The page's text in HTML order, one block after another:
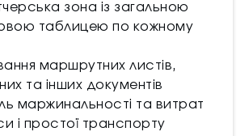
зона із загальною
таблицею по кожному
маршрутних листів,
та інших документів
маржинальності та витрат
і простої транспорту